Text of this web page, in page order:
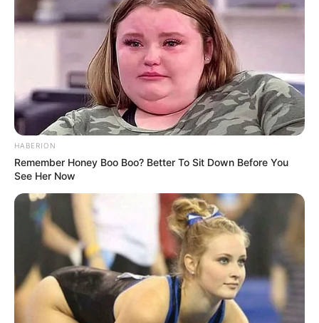
HABERION
Remember Honey Boo Boo? Better To Sit Down Before You
See Her Now